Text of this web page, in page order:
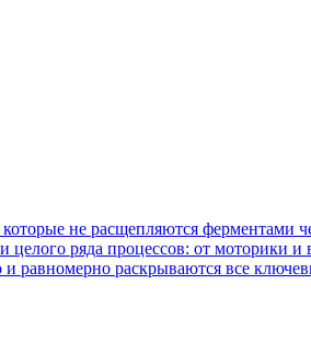
не расщепляются ферментами
ряда процессов: от моторики
раскрываются все